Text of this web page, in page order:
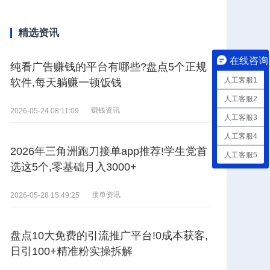
精选资讯
纯看广告赚钱的平台有哪些?盘点5个正规
软件,每天躺赚一顿饭钱
2026-05-24 08:11:09 赚钱资讯
2026年三角洲跑刀接单app推荐!学生党首
选这5个,零基础月入3000+
2026-05-28 15:49:25 接单资讯
盘点10大免费的引流推广平台!0成本获客,
日引100+精准粉实操拆解
在线咨询
人工客服1
人工客服2
人工客服3
人工客服4
人工客服5